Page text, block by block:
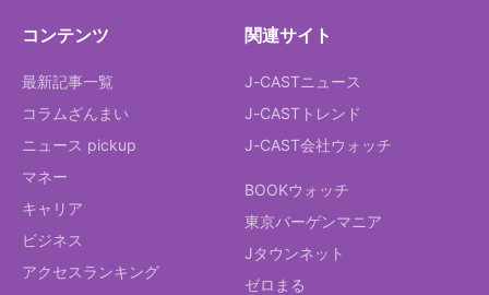
コンテンツ
最新記事一覧
コラムざんまい
ニュース pickup
マネー
キャリア
ビジネス
アクセスランキング
関連サイト
J-CASTニュース
J-CASTトレンド
J-CAST会社ウォッチ
BOOKウォッチ
東京バーゲンマニア
Jタウンネット
ゼロまる